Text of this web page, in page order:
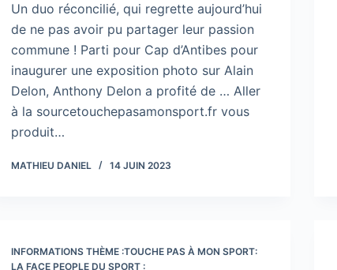
Un duo réconcilié, qui regrette aujourd’hui
de ne pas avoir pu partager leur passion
commune ! Parti pour Cap d’Antibes pour
inaugurer une exposition photo sur Alain
Delon, Anthony Delon a profité de … Aller
à la sourcetouchepasamonsport.fr vous
produit…
MATHIEU DANIEL 14 JUIN 2023
INFORMATIONS THÈME :TOUCHE PAS À MON SPORT:
LA FACE PEOPLE DU SPORT :